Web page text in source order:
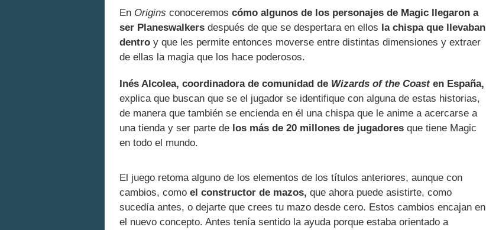
En Origins conoceremos cómo algunos de los personajes de Magic llegaron a
ser Planeswalkers después de que se despertara en ellos la chispa que llevaban
dentro y que les permite entonces moverse entre distintas dimensiones y extraer
de ellas la magia que los hace poderosos.
Inés Alcolea, coordinadora de comunidad de Wizards of the Coasten España,
explica que buscan que se el jugador se identifique con alguna de estas historias,
de manera que también se encienda en él una chispa que le anime a acercarse a
una tienda y ser parte de los más de 20 millones de jugadores que tiene Magic
en todo el mundo.
El juego retoma alguno de los elementos de los títulos anteriores, aunque con
cambios, como el constructor de mazos, que ahora puede asistirte, como
sucedía antes, o dejarte que crees tu mazo desde cero. Estos cambios encajan en
el nuevo concepto. Antes tenía sentido la ayuda porque estaba orientado a